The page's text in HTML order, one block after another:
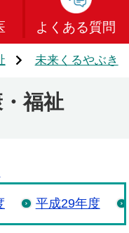
よくある質問
未来くるやぶき
福祉
平成29年度